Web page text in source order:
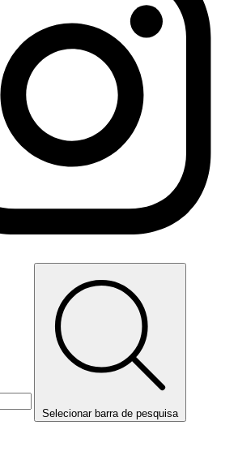
Selecionar barra de pesquisa